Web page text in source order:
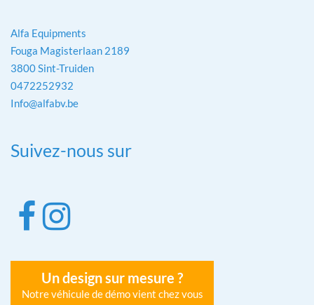
Alfa Equipments
Fouga Magisterlaan 2189
3800 Sint-Truiden
0472252932
Info@alfabv.be
Suivez-nous sur
Un design sur mesure ?
Notre véhicule de démo vient chez vous